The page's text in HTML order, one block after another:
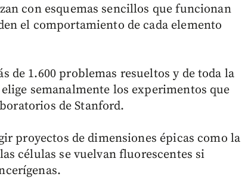
con esquemas sencillos que funcionan
el comportamiento de cada elemento
de 1.600 problemas resueltos y de toda la
semanalmente los experimentos que
de Stanford.
proyectos de dimensiones épicas como la
células se vuelvan fluorescentes si